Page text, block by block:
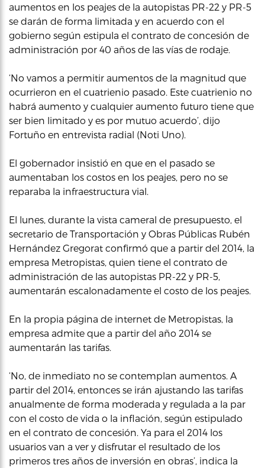
aumentos en los peajes de la autopistas PR-22 y PR-5
se darán de forma limitada y en acuerdo con el
gobierno según estipula el contrato de concesión de
administración por 40 años de las vías de rodaje.
‘No vamos a permitir aumentos de la magnitud que
ocurrieron en el cuatrienio pasado. Este cuatrienio no
habrá aumento y cualquier aumento futuro tiene que
ser bien limitado y es por mutuo acuerdo’, dijo
Fortuño en entrevista radial (Noti Uno).
El gobernador insistió en que en el pasado se
aumentaban los costos en los peajes, pero no se
reparaba la infraestructura vial.
El lunes, durante la vista cameral de presupuesto, el
secretario de Transportación y Obras Públicas Rubén
Hernández Gregorat confirmó que a partir del 2014, la
empresa Metropistas, quien tiene el contrato de
administración de las autopistas PR-22 y PR-5,
aumentarán escalonadamente el costo de los peajes.
En la propia página de internet de Metropistas, la
empresa admite que a partir del año 2014 se
aumentarán las tarifas.
‘No, de inmediato no se contemplan aumentos. A
partir del 2014, entonces se irán ajustando las tarifas
anualmente de forma moderada y regulada a la par
con el costo de vida o la inflación, según estipulado
en el contrato de concesión. Ya para el 2014 los
usuarios van a ver y disfrutar el resultado de los
primeros tres años de inversión en obras’, indica la